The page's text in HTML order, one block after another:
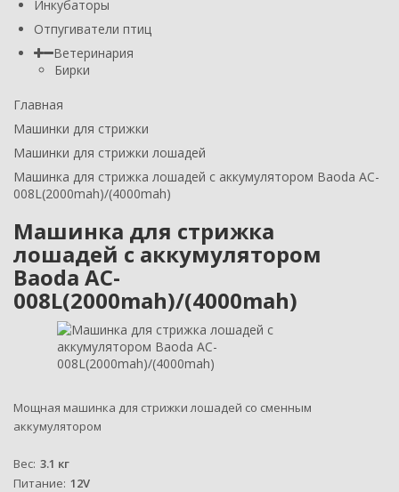
Инкубаторы
Отпугиватели птиц
Ветеринария
Бирки
Главная
Машинки для стрижки
Машинки для стрижки лошадей
Машинка для стрижка лошадей с аккумулятором Baoda AC-
008L(2000mah)/(4000mah)
Машинка для стрижка
лошадей с аккумулятором
Baoda AC-
008L(2000mah)/(4000mah)
Мощная машинка для стрижки лошадей со сменным
аккумулятором
Вес 3.1 кг
Питание 12V